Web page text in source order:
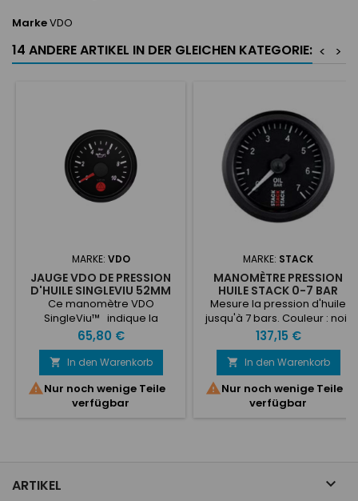
MarkeVDO
14 ANDERE ARTIKEL IN DER GLEICHEN KATEGORIE: >
<
MARKE: VDO
JAUGE VDO DE PRESSION
D'HUILE SINGLEVIU 52MM
0-10BARS
Ce manomètre VDO
SingleViu™ indique la
pression d'huile (0 à 10
bars).La nouvelle
instrumentation VDO
SingleViu™ permet une
utilisation aisée avec une
indication analogique à
avec un signal analogique
Preis
65,80 €
 In den Warenkorb
Nur noch wenige Teile
verfügbar
MARKE: STACK
MANOMÈTRE PRESSION
HUILE STACK 0-7 BAR
Mesure la pression d'huile
jusqu'à 7 bars. Couleur : noir
Preis
137,15 €
 In den Warenkorb
Nur noch wenige Teile
verfügbar
ARTIKEL 